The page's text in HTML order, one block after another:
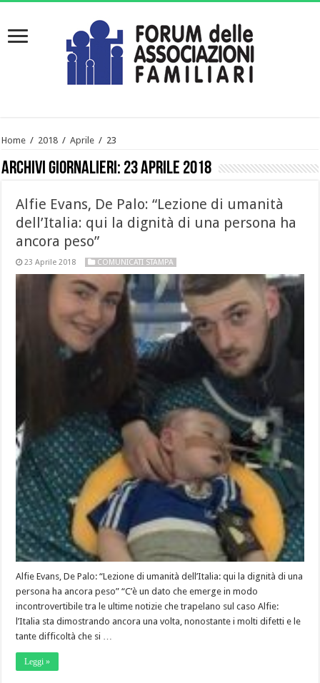
Home / 2018 / Aprile / 23
Archivi giornalieri: 23 Aprile 2018
Alfie Evans, De Palo: “Lezione di umanità
dell’Italia: qui la dignità di una persona ha
ancora peso”
23 Aprile 2018 COMUNICATI STAMPA
Alfie Evans, De Palo: “Lezione di umanità dell’Italia: qui la dignità di una
persona ha ancora peso” “C’è un dato che emerge in modo
incontrovertibile tra le ultime notizie che trapelano sul caso Alfie:
l’Italia sta dimostrando ancora una volta, nonostante i molti difetti e le
tante difficoltà che si …
Leggi »